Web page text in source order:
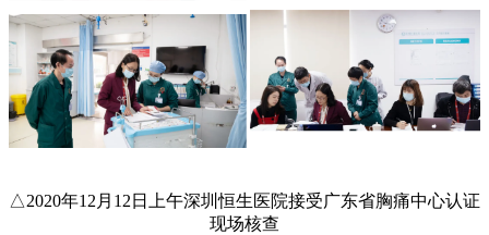
△2020年12月12日上午深圳恒生医院接受广东省胸痛中心认证
现场核查